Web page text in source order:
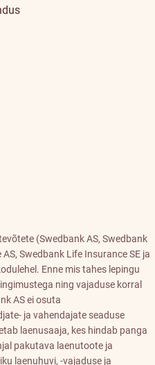
(Swedbank AS, Swedbank
Swedbank Life Insurance SE ja
Enne mis tahes lepingu
ning vajaduse korral
AS ei osuta
ja vahendajate seaduse
laenusaaja, kes hindab panga
pakutava laenutoote ja
laenuhuvi, -vajaduse ja